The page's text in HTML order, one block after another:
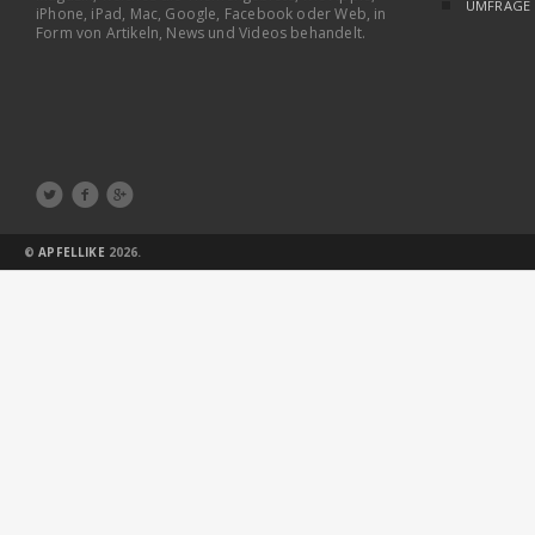
iPhone, iPad, Mac, Google, Facebook oder Web, in
Form von Artikeln, News und Videos behandelt.
  
UMFRAGE
©APFELLIKE 2026.